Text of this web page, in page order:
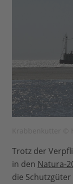
Trotz der
in den Natura-
die